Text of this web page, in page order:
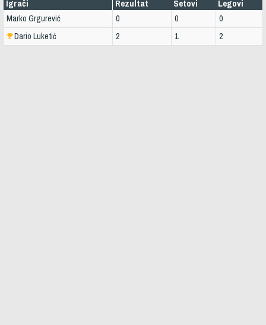
Igrači Rezultat Setovi Legovi
Marko Grgurević 0 0
0
Dario Luketić
2 1 2